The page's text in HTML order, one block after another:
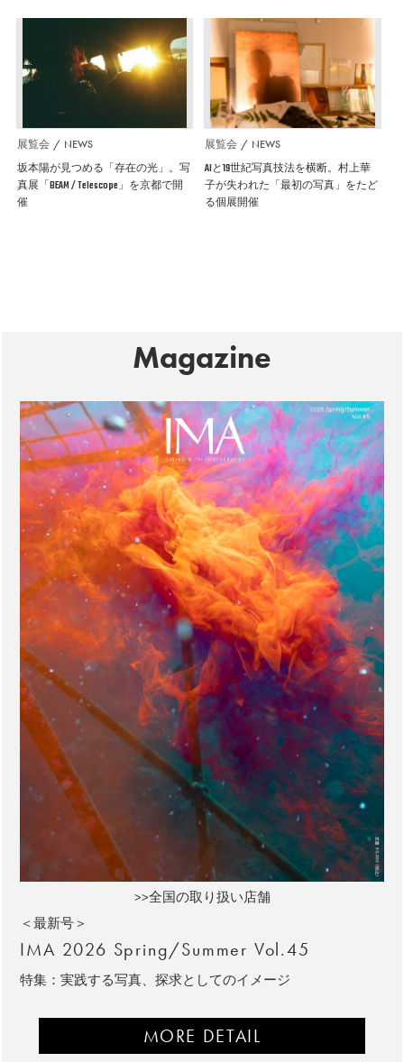
展覧会 NEWS
坂本陽が見つめる「存在の光」。写
真展「BEAM / Telescope」を京都で開
催
展覧会 NEWS
AIと19世紀写真技法を横断。村上華
子が失われた「最初の写真」をたど
る個展開催
Magazine
>>全国の取り扱い店舗
＜最新号＞
IMA 2026 Spring/Summer Vol.45
特集：実践する写真、探求としてのイメージ
MORE DETAIL